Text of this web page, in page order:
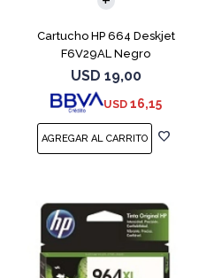
Cartucho HP 664 Deskjet
F6V29AL Negro
USD 19,00
USD 16,15